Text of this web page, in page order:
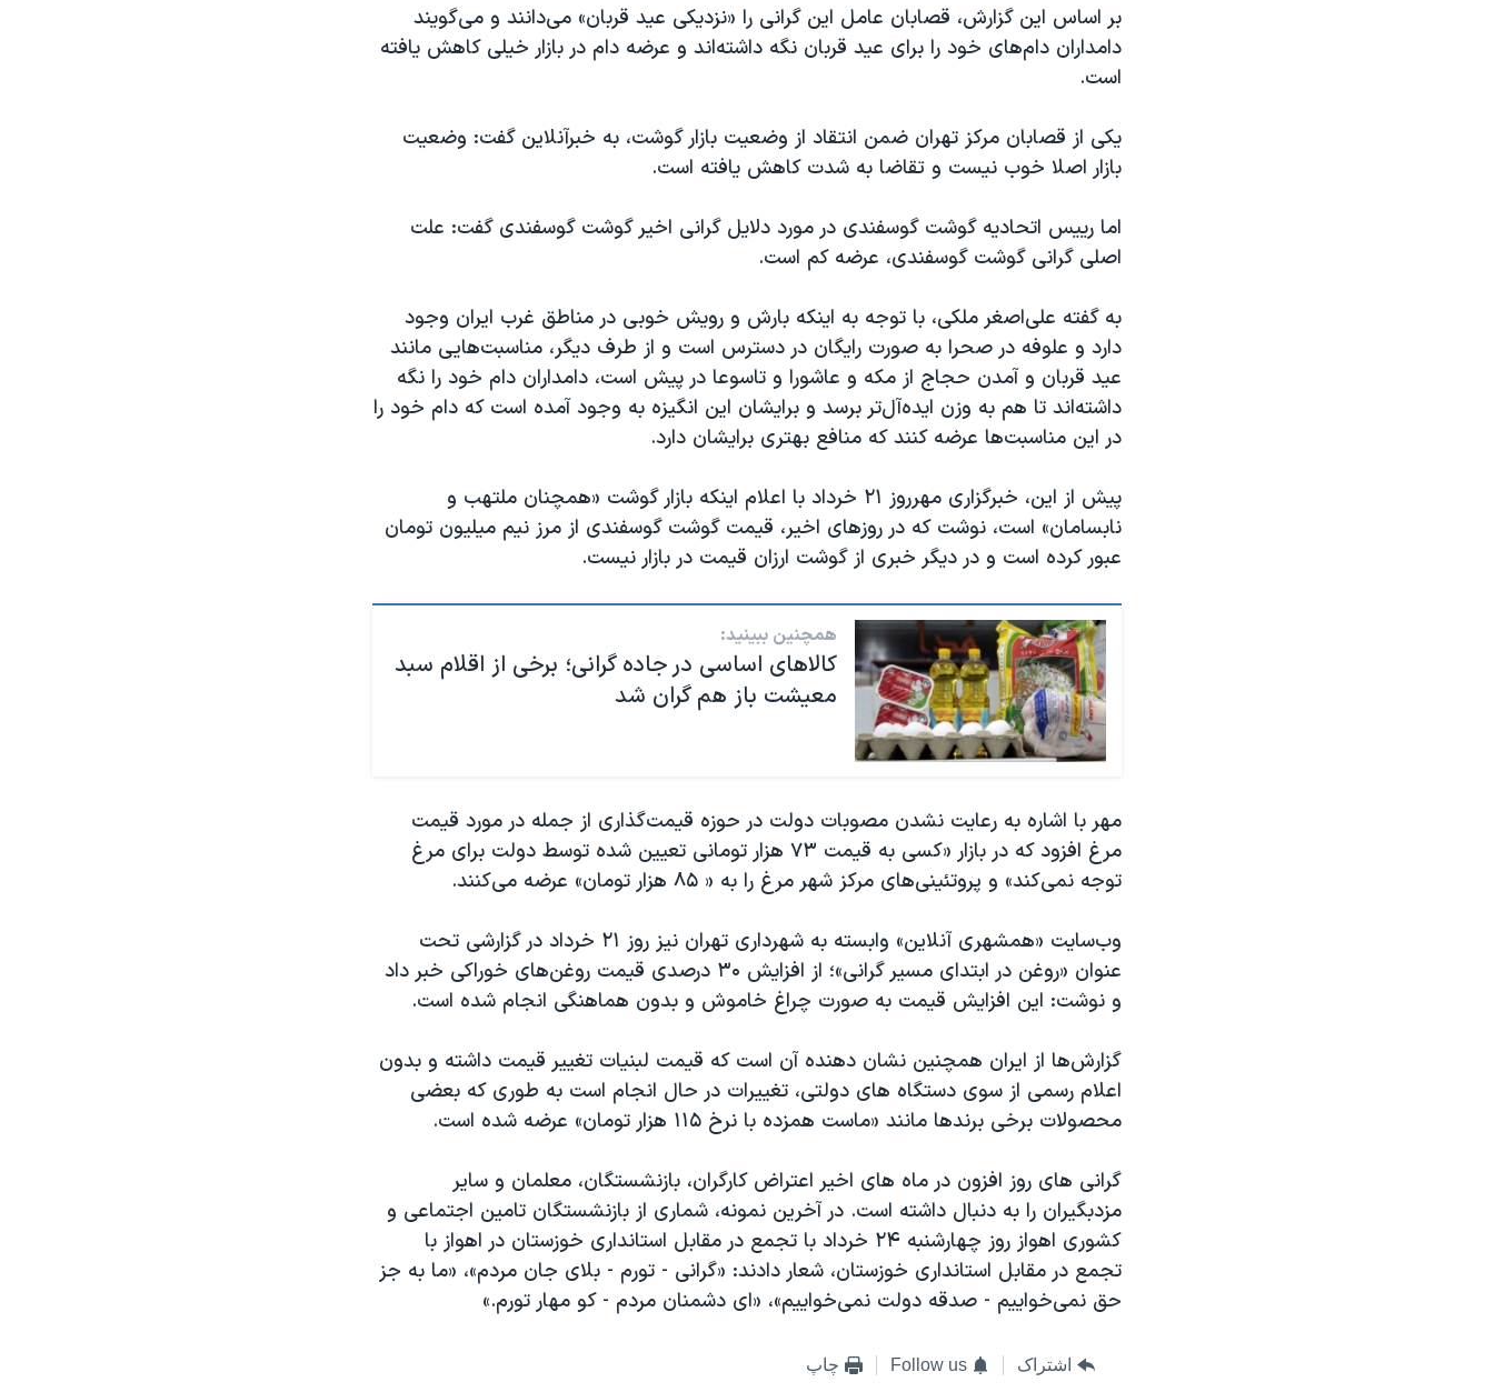
بر اساس این گزارش، قصابان عامل این گرانی را «نزدیکی عید قربان» می‌دانند و می‌گویند
دامداران دام‌های خود را برای عید قربان نگه داشته‌اند و عرضه دام در بازار خیلی کاهش یافته
است.
یکی از قصابان مرکز تهران ضمن انتقاد از وضعیت بازار گوشت، به خبرآنلاین گفت: وضعیت
بازار اصلا خوب نیست و تقاضا به شدت کاهش یافته است.
اما رییس اتحادیه گوشت گوسفندی در مورد دلایل گرانی اخیر گوشت گوسفندی گفت: علت
اصلی گرانی گوشت گوسفندی، عرضه کم است.
به گفته علی‌اصغر ملکی، با توجه به اینکه بارش و رویش خوبی در مناطق غرب ایران وجود
دارد و علوفه در صحرا به صورت رایگان در دسترس است و از طرف دیگر، مناسبت‌هایی مانند
عید قربان و آمدن حجاج از مکه و عاشورا و تاسوعا در پیش است، دامداران دام خود را نگه
داشته‌اند تا هم به وزن ایده‌آل‌تر برسد و برایشان این انگیزه به وجود آمده است که دام خود را
در این مناسبت‌ها عرضه کنند که منافع بهتری برایشان دارد.
پیش از این، خبرگزاری مهرروز ۲۱ خرداد با اعلام اینکه بازار گوشت «همچنان ملتهب و
نابسامان» است، نوشت که در روزهای اخیر، قیمت گوشت گوسفندی از مرز نیم میلیون تومان
عبور کرده است و در دیگر خبری از گوشت ارزان قیمت در بازار نیست.
همچنین ببینید:
کالاهای اساسی در جاده گرانی؛ برخی از اقلام سبد
معیشت باز هم گران شد
مهر با اشاره به رعایت نشدن مصوبات دولت در حوزه قیمت‌گذاری از جمله در مورد قیمت
مرغ افزود که در بازار «کسی به قیمت ۷۳ هزار تومانی تعیین شده توسط دولت برای مرغ
توجه نمی‌کند» و پروتئینی‌های مرکز شهر مرغ را به « ۸۵ هزار تومان» عرضه می‌کنند.
وب‌سایت «همشهری آنلاین» وابسته به شهرداری تهران نیز روز ۲۱ خرداد در گزارشی تحت
عنوان «روغن در ابتدای مسیر گرانی»؛ از افزایش ۳۰ درصدی قیمت روغن‌های خوراکی خبر داد
و نوشت: این افزایش قیمت به صورت چراغ خاموش و بدون هماهنگی انجام شده است.
گزارش‌ها از ایران همچنین نشان دهنده آن است که قیمت لبنیات تغییر قیمت داشته و بدون
اعلام رسمی از سوی دستگاه های دولتی، تغییرات در حال انجام است به طوری که بعضی
محصولات برخی برندها مانند «ماست همزده با نرخ ۱۱۵ هزار تومان» عرضه شده است.
گرانی های روز افزون در ماه های اخیر اعتراض کارگران، بازنشستگان، معلمان و سایر
مزدبگیران را به دنبال داشته است. در آخرین نمونه، شماری از بازنشستگان تامین اجتماعی و
کشوری اهواز روز چهارشنبه ۲۴ خرداد با تجمع در مقابل استانداری خوزستان در اهواز با
تجمع در مقابل استانداری خوزستان، شعار دادند: «گرانی - تورم - بلای جان مردم»، «ما به جز
حق نمی‌خواییم - صدقه دولت نمی‌خواییم»، «ای دشمنان مردم - کو مهار تورم.»
اشتراک Follow us چاپ